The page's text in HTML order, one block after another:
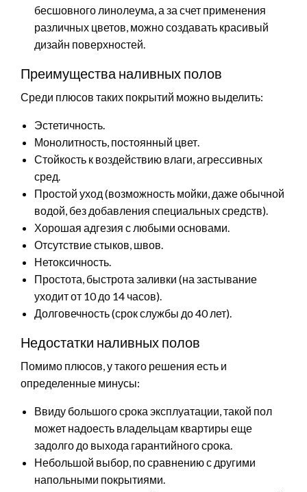
бесшовного линолеума, а за счет применения
различных цветов, можно создавать красивый
дизайн поверхностей.
Преимущества наливных полов
Среди плюсов таких покрытий можно выделить:
Эстетичность.
Монолитность, постоянный цвет.
Стойкость к воздействию влаги, агрессивных
сред.
Простой уход (возможность мойки, даже обычной
водой, без добавления специальных средств).
Хорошая адгезия с любыми основами.
Отсутствие стыков, швов.
Нетоксичность.
Простота, быстрота заливки (на застывание
уходит от 10 до 14 часов).
Долговечность (срок службы до 40 лет).
Недостатки наливных полов
Помимо плюсов, у такого решения есть и
определенные минусы:
Ввиду большого срока эксплуатации, такой пол
может надоесть владельцам квартиры еще
задолго до выхода гарантийного срока.
Небольшой выбор, по сравнению с другими
напольными покрытиями.